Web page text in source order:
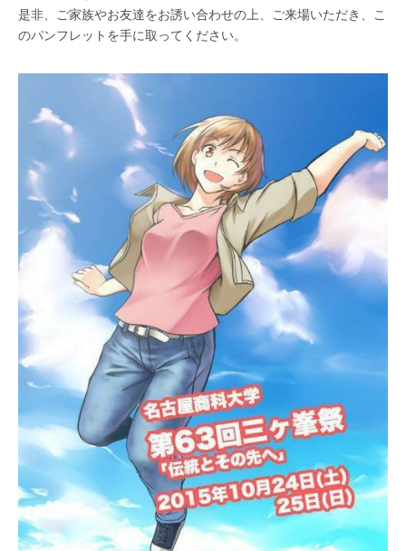
是非、ご家族やお友達をお誘い合わせの上、ご来場いただき、こ
のパンフレットを手に取ってください。